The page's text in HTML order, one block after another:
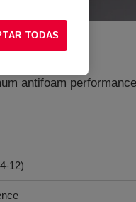
antifoam
12)
TODAS